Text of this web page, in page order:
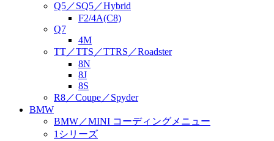
Q5／SQ5／Hybrid
F2/4A(C8)
Q7
4M
TT／TTS／TTRS／Roadster
8N
8J
8S
R8／Coupe／Spyder
BMW
BMW／MINI コーディングメニュー
1シリーズ